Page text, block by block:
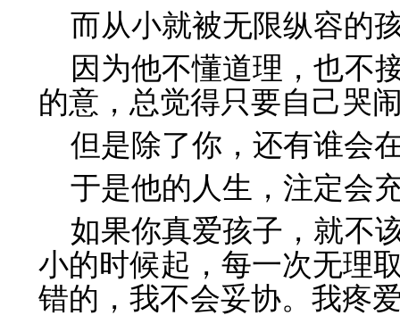
而从小就被无限纵容的
因为他不懂道理，也不
的意，总觉得只要自己哭
但是除了你，还有谁会
于是他的人生，注定会
如果你真爱孩子，就不
小的时候起，每一次无理
错的，我不会妥协。我疼